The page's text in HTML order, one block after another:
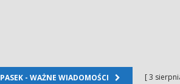
PASEK - WAŻNE WIADOMOŚCI [ 3